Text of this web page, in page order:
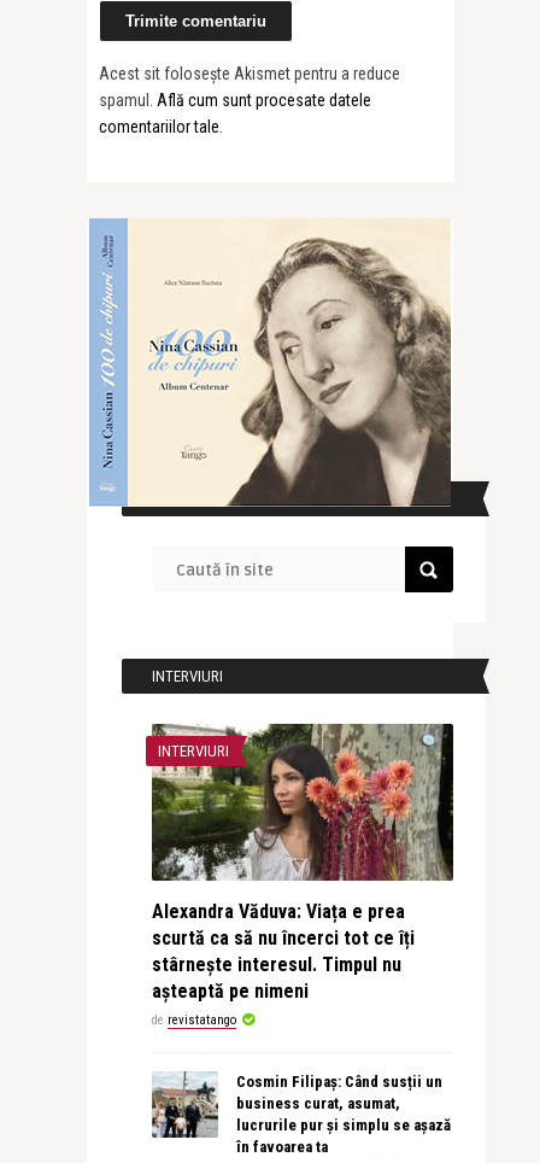
Acest sit folosește Akismet pentru a reduce
spamul. Află cum sunt procesate datele
comentariilor tale
CAUTĂ ÎN SITE
INTERVIURI
INTERVIURI
Alexandra Văduva: Viața e prea
scurtă ca să nu încerci tot ce îți
stârnește interesul. Timpul nu
așteaptă pe nimeni
de revistatango
Cosmin Filipaș: Când susții un
business curat, asumat,
lucrurile pur și simplu se așază
în favoarea ta